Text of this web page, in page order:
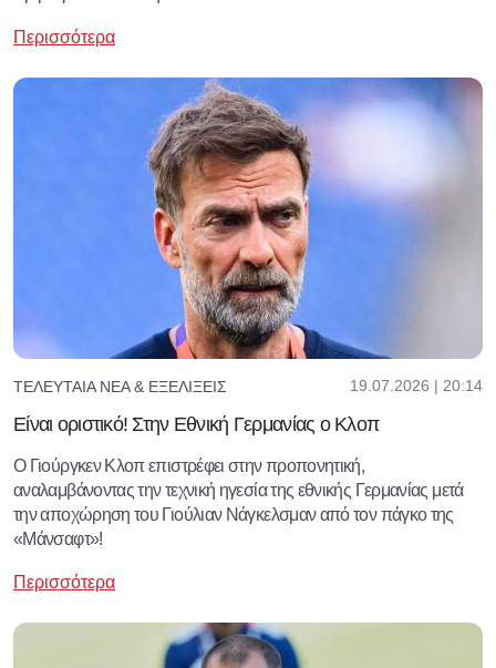
Περισσότερα
ΤΕΛΕΥΤΑΊΑ ΝΈΑ & ΕΞΕΛΊΞΕΙΣ 19.07.2026 | 20:14
Είναι οριστικό! Στην Εθνική Γερμανίας ο Κλοπ
Ο Γιούργκεν Κλοπ επιστρέφει στην προπονητική,
αναλαμβάνοντας την τεχνική ηγεσία της εθνικής Γερμανίας μετά
την αποχώρηση του Γιούλιαν Νάγκελσμαν από τον πάγκο της
«Μάνσαφτ»!
Περισσότερα